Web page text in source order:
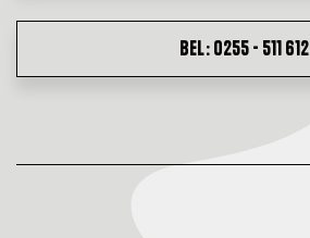
BEL: 0255 - 511 612